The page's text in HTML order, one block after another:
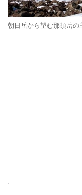
朝日岳から望む那須岳の